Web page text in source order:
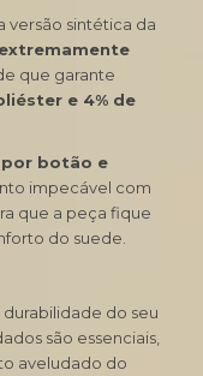
versão sintética da
que garante
e 4% de
botão e
impecável com
que a peça fique
do suede.
do seu
são essenciais,
aveludado do